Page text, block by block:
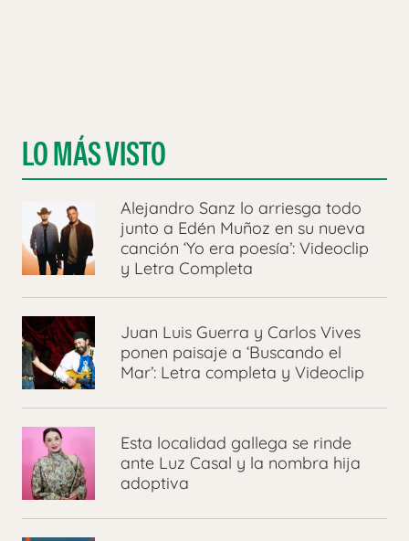
LO MÁS VISTO
Alejandro Sanz lo arriesga todo
junto a Edén Muñoz en su nueva
canción ‘Yo era poesía’: Videoclip
y Letra Completa
Juan Luis Guerra y Carlos Vives
ponen paisaje a ‘Buscando el
Mar’: Letra completa y Videoclip
Esta localidad gallega se rinde
ante Luz Casal y la nombra hija
adoptiva